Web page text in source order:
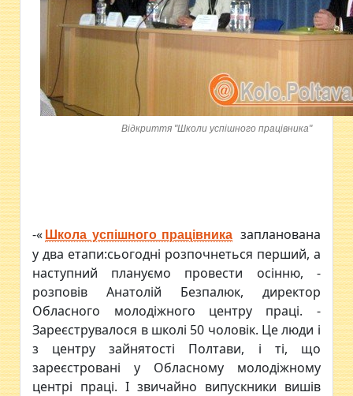
Відкриття "Школи успішного працівника"
-« Школа успішного працівника запланована
у два етапи:сьогодні розпочнеться перший, а
наступний плануємо провести осінню, -
розповів Анатолій Безпалюк, директор
Обласного молодіжного центру праці. -
Зареєструвалося в школі 50 чоловік. Це люди і
з центру зайнятості Полтави, і ті, що
зареєстровані у Обласному молодіжному
центрі праці. І звичайно випускники вишів